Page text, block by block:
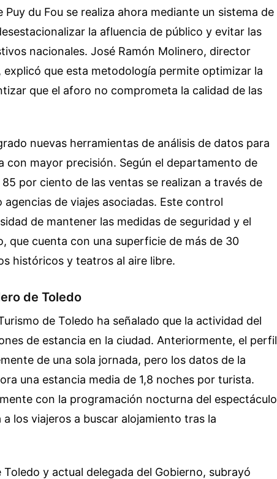
du Fou se realiza ahora mediante un sistema de
la afluencia de público y evitar las
nacionales. José Ramón Molinero, director
explicó que esta metodología permite optimizar la
que el aforo no comprometa la calidad de las
nuevas herramientas de análisis de datos para
con mayor precisión. Según el departamento de
por ciento de las ventas se realizan a través de
de viajes asociadas. Este control
de mantener las medidas de seguridad y el
que cuenta con una superficie de más de 30
históricos y teatros al aire libre.
de Toledo
de Toledo ha señalado que la actividad del
de estancia en la ciudad. Anteriormente, el perfil
de una sola jornada, pero los datos de la
una estancia media de 1,8 noches por turista.
con la programación nocturna del espectáculo
los viajeros a buscar alojamiento tras la
y actual delegada del Gobierno, subrayó